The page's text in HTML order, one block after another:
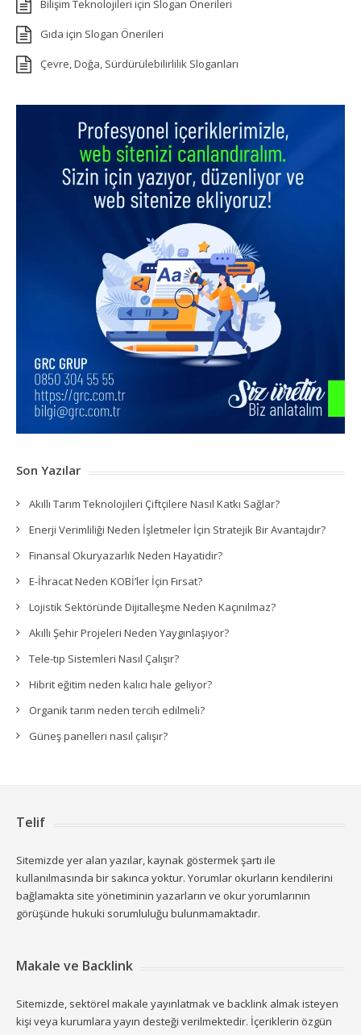
Bilişim Teknolojileri için Slogan Önerileri
Gıda için Slogan Önerileri
Çevre, Doğa, Sürdürülebilirlilik Sloganları
Son Yazılar
Akıllı Tarım Teknolojileri Çiftçilere Nasıl Katkı Sağlar?
Enerji Verimliliği Neden İşletmeler İçin Stratejik Bir Avantajdır?
Finansal Okuryazarlık Neden Hayatidir?
E-İhracat Neden KOBİ’ler İçin Fırsat?
Lojistik Sektöründe Dijitalleşme Neden Kaçınılmaz?
Akıllı Şehir Projeleri Neden Yaygınlaşıyor?
Tele-tıp Sistemleri Nasıl Çalışır?
Hibrit eğitim neden kalıcı hale geliyor?
Organik tarım neden tercih edilmeli?
Güneş panelleri nasıl çalışır?
Telif
Sitemizde yer alan yazılar, kaynak göstermek şartı ile
kullanılmasında bir sakınca yoktur. Yorumlar okurların kendilerini
bağlamakta site yönetiminin yazarların ve okur yorumlarının
görüşünde hukuki sorumluluğu bulunmamaktadır.
Makale ve Backlink
Sitemizde, sektörel makale yayınlatmak ve backlink almak isteyen
kişi veya kurumlara yayın desteği verilmektedir. İçeriklerin özgün